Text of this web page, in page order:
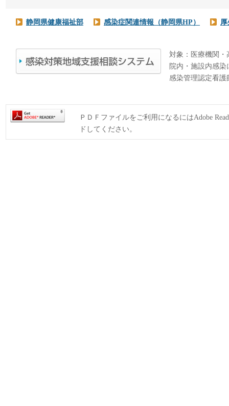
静岡県健康福祉部 感染症関連情報（静岡県HP）
対象：医療機関・
院内・施設内感
感染管理認定看
ＰＤＦファイルをご利用になるにはAdobe
ドしてください。